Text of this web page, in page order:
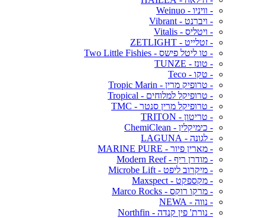
- וויניו - Weinuo
- ויברנט - Vibrant
- ויטליס - Vitalis
- זטלייט - ZETLIGHT
- טו ליטל פישס - Two Little Fishies
- טונז - TUNZE
- טקו - Teco
- טרופיק מרין - Tropic Marin
- טרופיקל למלוחים - Tropical
- טרופיקל מרין סנטר - TMC
- טריטון - TRITON
- כימיקלין - ChemiClean
- לגונה - LAGUNA
- מארין פיור - MARINE PURE
- מודרן ריף - Modern Reef
- מיקרוב ליפט - Microbe Lift
- מקספקט - Maxspect
- מרקו רוקס - Marco Rocks
- נווה - NEWA
- נורת' פין קנדה - Northfin